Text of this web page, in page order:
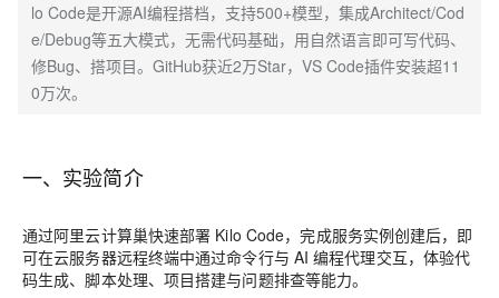
lo Code是开源AI编程搭档，支持500+模型，集成Architect/Cod
e/Debug等五大模式，无需代码基础，用自然语言即可写代码、
修Bug、搭项目。GitHub获近2万Star，VS Code插件安装超11
0万次。
一、实验简介
通过阿里云计算巢快速部署 Kilo Code，完成服务实例创建后，即
可在云服务器远程终端中通过命令行与 AI 编程代理交互，体验代
码生成、脚本处理、项目搭建与问题排查等能力。